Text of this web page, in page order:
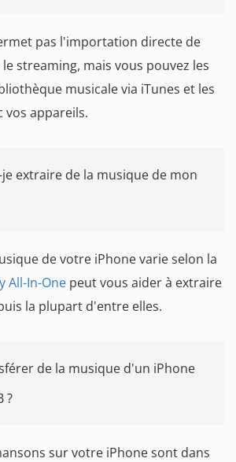
pas l'importation directe de
streaming, mais vous pouvez les
musicale via iTunes et les
vos appareils.
extraire de la musique de mon
de votre iPhone varie selon la
All-In-One peut vous aider à extraire
la plupart d'entre elles.
de la musique d'un iPhone
?
sur votre iPhone sont dans